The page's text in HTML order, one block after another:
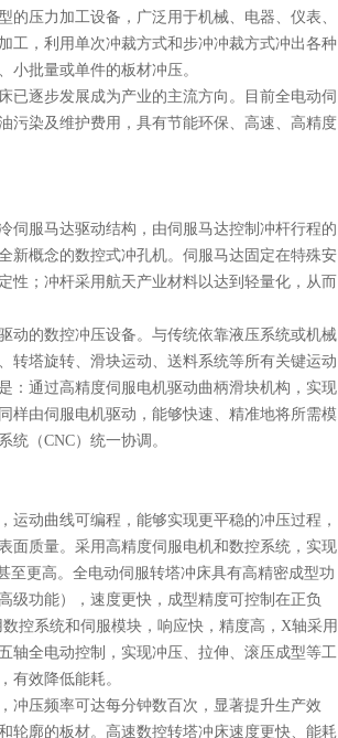
压力加工设备，广泛用于机械、电器、仪表、
工，利用单次冲裁方式和步冲冲裁方式冲出各种
小批量或单件的板材冲压。
逐步发展成为产业的主流方向。目前全电动伺
污染及维护费用，具有节能环保、高速、高精度
伺服马达驱动结构，由伺服马达控制冲杆行程的
新概念的数控式冲孔机。伺服马达固定在特殊安
性；冲杆采用航天产业材料以达到轻量化，从而
的数控冲压设备。与传统依靠液压系统或机械
转塔旋转、滑块运动、送料系统等所有关键运动
：通过高精度伺服电机驱动曲柄滑块机构，实现
样由伺服电机驱动，能够快速、精准地将所需模
（CNC）统一协调。
动曲线可编程，能够实现更平稳的冲压过程，
面质量。采用高精度伺服电机和数控系统，实现
至更高。全电动伺服转塔冲床具有高精密成型功
级功能），速度更快，成型精度可控制在正负
控系统和伺服模块，响应快，精度高，X轴采用
轴全电动控制，实现冲压、拉伸、滚压成型等工
有效降低能耗。
压频率可达每分钟数百次，显著提升生产效
轮廓的板材。高速数控转塔冲床速度更快、能耗